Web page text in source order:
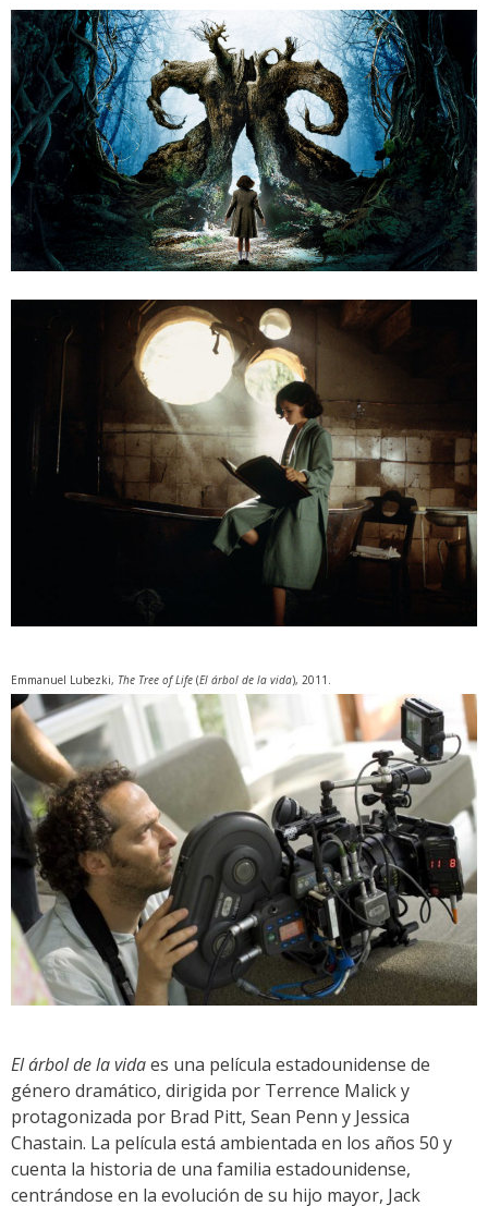
Emmanuel Lubezki, The Tree of Life (El árbol de la vida), 2011.
El árbol de la vidaes una película estadounidense de
género dramático, dirigida por Terrence Malick y
protagonizada por Brad Pitt, Sean Penn y Jessica
Chastain. La película está ambientada en los años 50 y
cuenta la historia de una familia estadounidense,
centrándose en la evolución de su hijo mayor, Jack